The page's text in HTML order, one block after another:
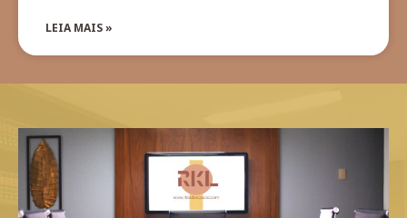
LEIA MAIS »